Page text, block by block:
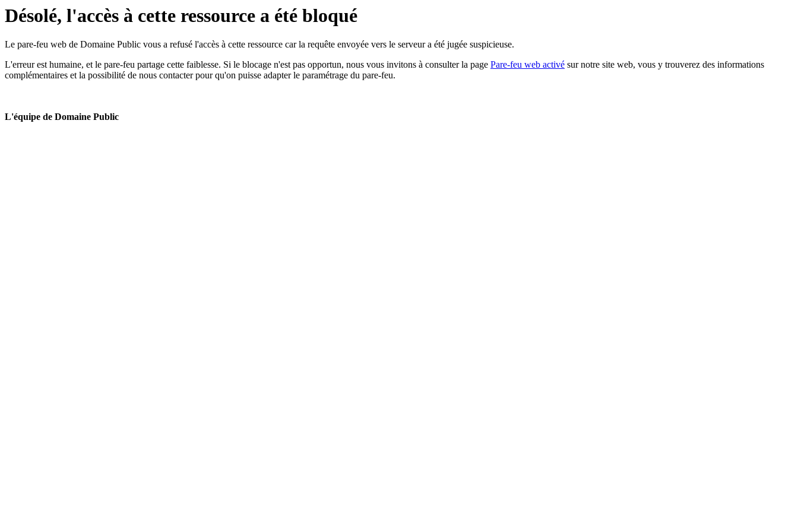
Désolé, l'accès à cette ressource a été bloqué
Le pare-feu web de Domaine Public vous a refusé l'accès à cette ressource car la requête envoyée vers le serveur a été jugée suspicieuse.
L'erreur est humaine, et le pare-feu partage cette faiblesse. Si le blocage n'est pas opportun, nous vous invitons à consulter la page Pare-feu web activé sur notre site web, vous y trouverez des informations
complémentaires et la possibilité de nous contacter pour qu'on puisse adapter le paramétrage du pare-feu.
L'équipe de Domaine Public